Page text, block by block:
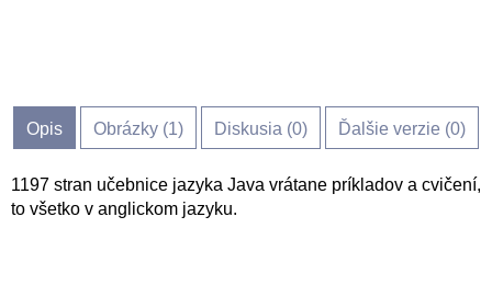
Opis Obrázky (1) Diskusia (0) Ďalšie verzie (0)
1197 stran učebnice jazyka Java vrátane príkladov a cvičení,
to všetko v anglickom jazyku.